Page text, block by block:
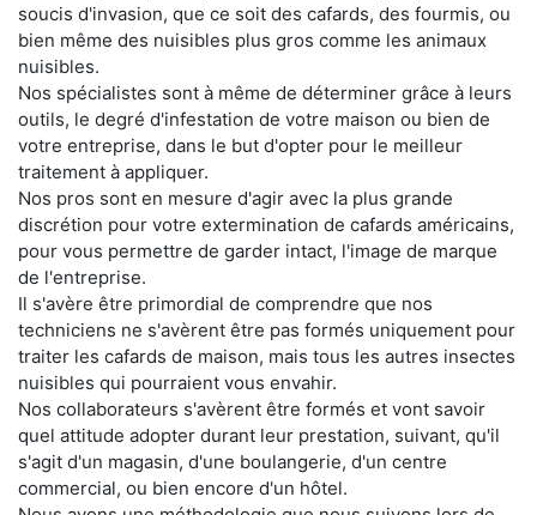
soucis d'invasion, que ce soit des cafards, des fourmis, ou
bien même des nuisibles plus gros comme les animaux
nuisibles.
Nos spécialistes sont à même de déterminer grâce à leurs
outils, le degré d'infestation de votre maison ou bien de
votre entreprise, dans le but d'opter pour le meilleur
traitement à appliquer.
Nos pros sont en mesure d'agir avec la plus grande
discrétion pour votre extermination de cafards américains,
pour vous permettre de garder intact, l'image de marque
de l'entreprise.
Il s'avère être primordial de comprendre que nos
techniciens ne s'avèrent être pas formés uniquement pour
traiter les cafards de maison, mais tous les autres insectes
nuisibles qui pourraient vous envahir.
Nos collaborateurs s'avèrent être formés et vont savoir
quel attitude adopter durant leur prestation, suivant, qu'il
s'agit d'un magasin, d'une boulangerie, d'un centre
commercial, ou bien encore d'un hôtel.